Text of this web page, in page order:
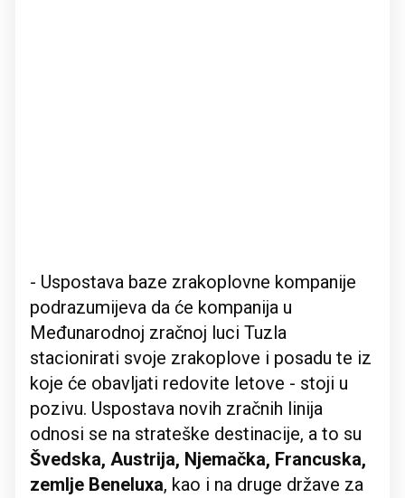
- Uspostava baze zrakoplovne kompanije
podrazumijeva da će kompanija u
Međunarodnoj zračnoj luci Tuzla
stacionirati svoje zrakoplove i posadu te iz
koje će obavljati redovite letove - stoji u
pozivu. Uspostava novih zračnih linija
odnosi se na strateške destinacije, a to su
Švedska, Austrija, Njemačka, Francuska,
zemlje Beneluxa, kao i na druge države za